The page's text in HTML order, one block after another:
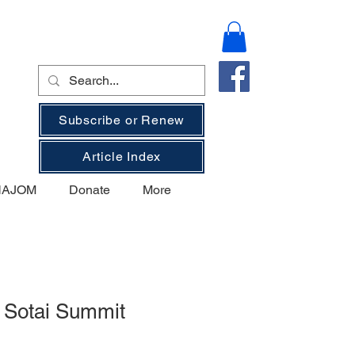
Subscribe or Renew
Article Index
Donate More
Summit